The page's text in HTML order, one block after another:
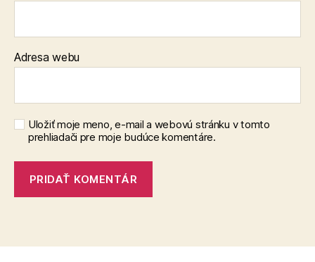
Adresa webu
Uložiť moje meno, e-mail a webovú stránku v tomto
prehliadači pre moje budúce komentáre.